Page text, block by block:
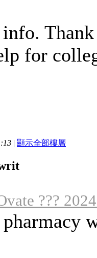
for
| 顯示全部樓層
???
pharmacy